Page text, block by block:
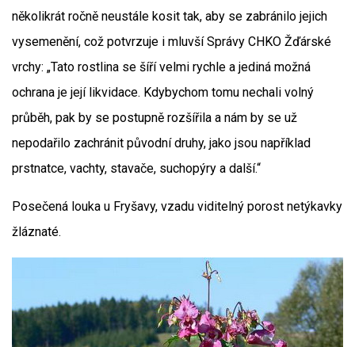
několikrát ročně neustále kosit tak, aby se zabránilo jejich
vysemenění, což potvrzuje i mluvší Správy CHKO Žďárské
vrchy: „Tato rostlina se šíří velmi rychle a jediná možná
ochrana je její likvidace. Kdybychom tomu nechali volný
průběh, pak by se postupně rozšířila a nám by se už
nepodařilo zachránit původní druhy, jako jsou například
prstnatce, vachty, stavače, suchopýry a další.“
Posečená louka u Fryšavy, vzadu viditelný porost netýkavky
žláznaté.